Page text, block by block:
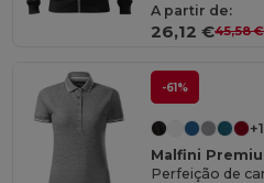
A partir de:
26,12 €45,58 €
-61%
+1
Malfini
Perfeição de